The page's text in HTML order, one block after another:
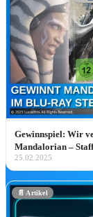
Gewinnspiel: Wir
Mandalorian –
25.02.2025
📄 Artikel